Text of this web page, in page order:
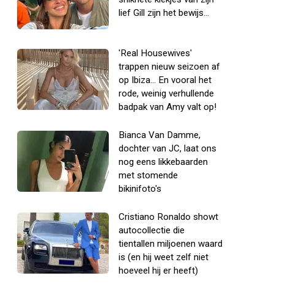
lief Gill zijn het bewijs...
'Real Housewives'
trappen nieuw seizoen af
op Ibiza... En vooral het
rode, weinig verhullende
badpak van Amy valt op!
Bianca Van Damme,
dochter van JC, laat ons
nog eens likkebaarden
met stomende
bikinifoto's
Cristiano Ronaldo showt
autocollectie die
tientallen miljoenen waard
is (en hij weet zelf niet
hoeveel hij er heeft)